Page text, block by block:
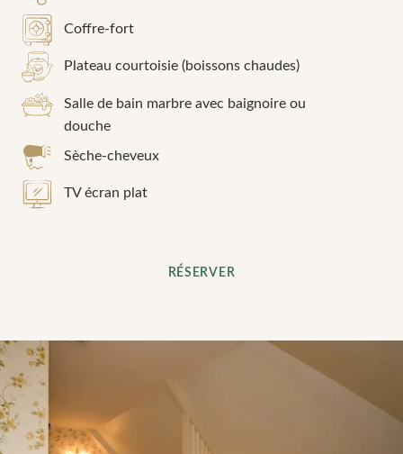
Coffre-fort
Plateau courtoisie (boissons chaudes)
Salle de bain marbre avec baignoire ou
douche
Sèche-cheveux
TV écran plat
RÉSERVER